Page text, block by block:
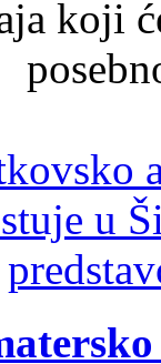
koji